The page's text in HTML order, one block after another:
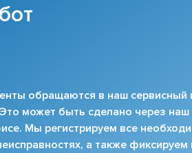
обращаются в наш сервисный
может быть сделано через наш
Мы регистрируем все
а также